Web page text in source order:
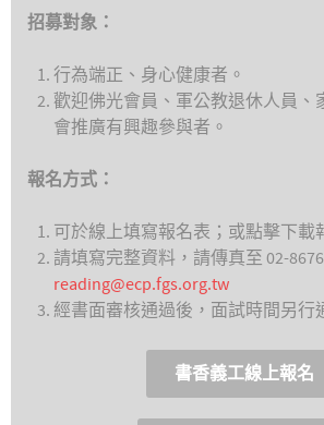
招募對象：
行為端正、身心健康者。
歡迎佛光會員、軍公教退休人員、
會推廣有興趣參與者。
報名方式：
可於線上填寫報名表；或點擊下載
請填寫完整資料，請傳真至 02-
reading@ecp.fgs.org.tw
經書面審核通過後，面試時間另行
書香義工線上報名